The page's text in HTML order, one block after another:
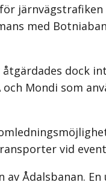
med
dock
Mondi som
vid
Ådalsbanan.